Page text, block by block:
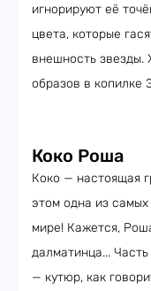
игнорируют её
цвета, которые
внешность
образов в копилке
Коко Роша
Коко — настоящая
этом одна из
мире! Кажется,
далматинца...
— кутюр, как